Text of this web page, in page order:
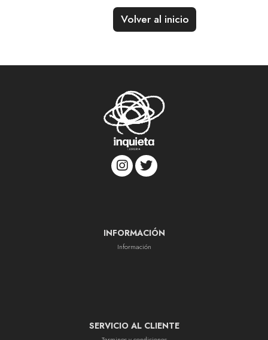
Volver al inicio
INFORMACIÓN
Información
SERVICIO AL CLIENTE